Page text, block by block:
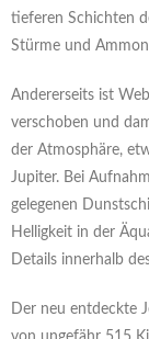
tieferen Schichten
Stürme und
Andererseits ist
verschoben und
der Atmosphäre,
Jupiter. Bei
gelegenen
Helligkeit in der
Details innerhalb
Der neu entdeckte